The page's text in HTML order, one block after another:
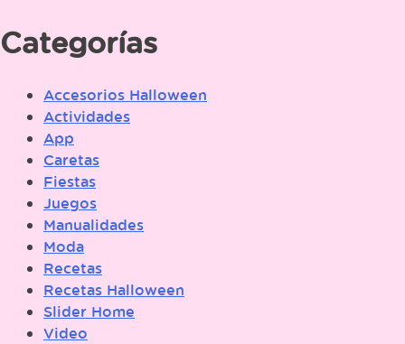
Categorías
Accesorios Halloween
Actividades
App
Caretas
Fiestas
Juegos
Manualidades
Moda
Recetas
Recetas Halloween
Slider Home
Video